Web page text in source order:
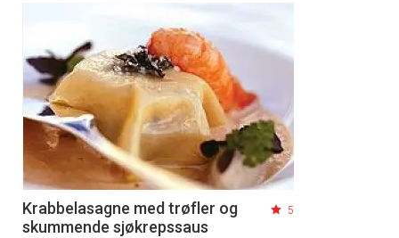
Krabbelasagne med trøfler og
skummende sjøkrepssaus
5